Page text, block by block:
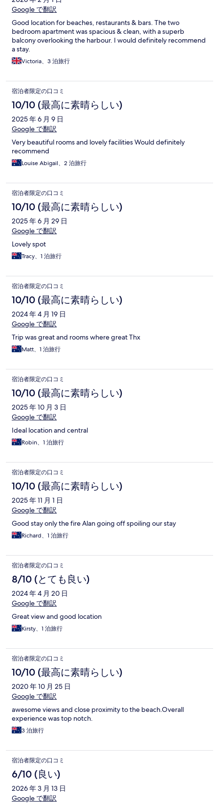
Google で翻訳
Good location for beaches, restaurants & bars. The two
bedroom apartment was spacious & clean, with a superb
balcony overlooking the harbour. I would definitely recommend
a stay.
Victoria、3 泊旅行
宿泊者限定の口コミ
10/10 (最高に素晴らしい)
2025 年 6 月 9 日
Google で翻訳
Very beautiful rooms and lovely facilities Would definitely
recommend
Louise Abigail、2 泊旅行
宿泊者限定の口コミ
10/10 (最高に素晴らしい)
2025 年 6 月 29 日
Google で翻訳
Lovely spot
Tracy、1 泊旅行
宿泊者限定の口コミ
10/10 (最高に素晴らしい)
2024 年 4 月 19 日
Google で翻訳
Trip was great and rooms where great Thx
Matt、1 泊旅行
宿泊者限定の口コミ
10/10 (最高に素晴らしい)
2025 年 10 月 3 日
Google で翻訳
Ideal location and central
Robin、1 泊旅行
宿泊者限定の口コミ
10/10 (最高に素晴らしい)
2025 年 11 月 1 日
Google で翻訳
Good stay only the fire Alan going off spoiling our stay
Richard、1 泊旅行
宿泊者限定の口コミ
8/10 (とても良い)
2024 年 4 月 20 日
Google で翻訳
Great view and good location
Kirsty、1 泊旅行
宿泊者限定の口コミ
10/10 (最高に素晴らしい)
2020 年 10 月 25 日
Google で翻訳
awesome views and close proximity to the beach.Overall
experience was top notch.
3 泊旅行
宿泊者限定の口コミ
6/10 (良い)
2026 年 3 月 13 日
Google で翻訳